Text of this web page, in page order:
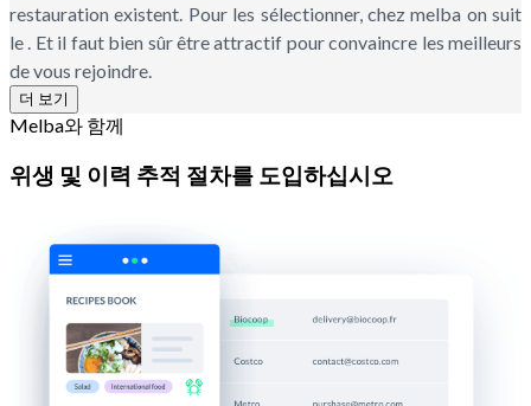
restauration existent. Pour les sélectionner, chez melba on suit
le . Et il faut bien sûr être attractif pour convaincre les meilleurs
de vous rejoindre.
더 보기
Melba와 함께
위생 및 이력 추적 절차를 도입하십시오